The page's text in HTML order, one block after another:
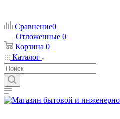
Сравнение0
Отложенные 0
Корзина 0
Каталог